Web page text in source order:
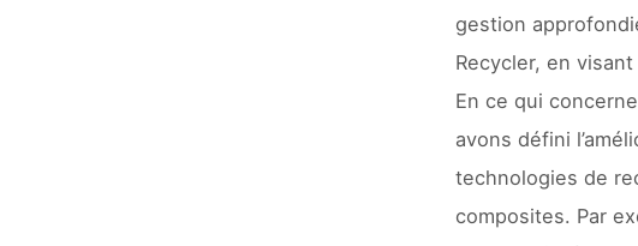
gestion
Recycler, en
En ce qui
avons défini
technologies de
composites. Par